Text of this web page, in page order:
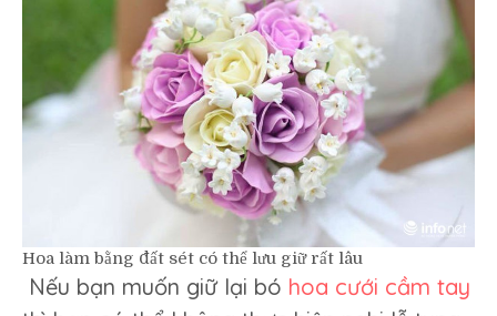
Hoa làm bằng đất sét có thể lưu giữ rất lâu
Nếu bạn muốn giữ lại bó hoa cưới cầm tay